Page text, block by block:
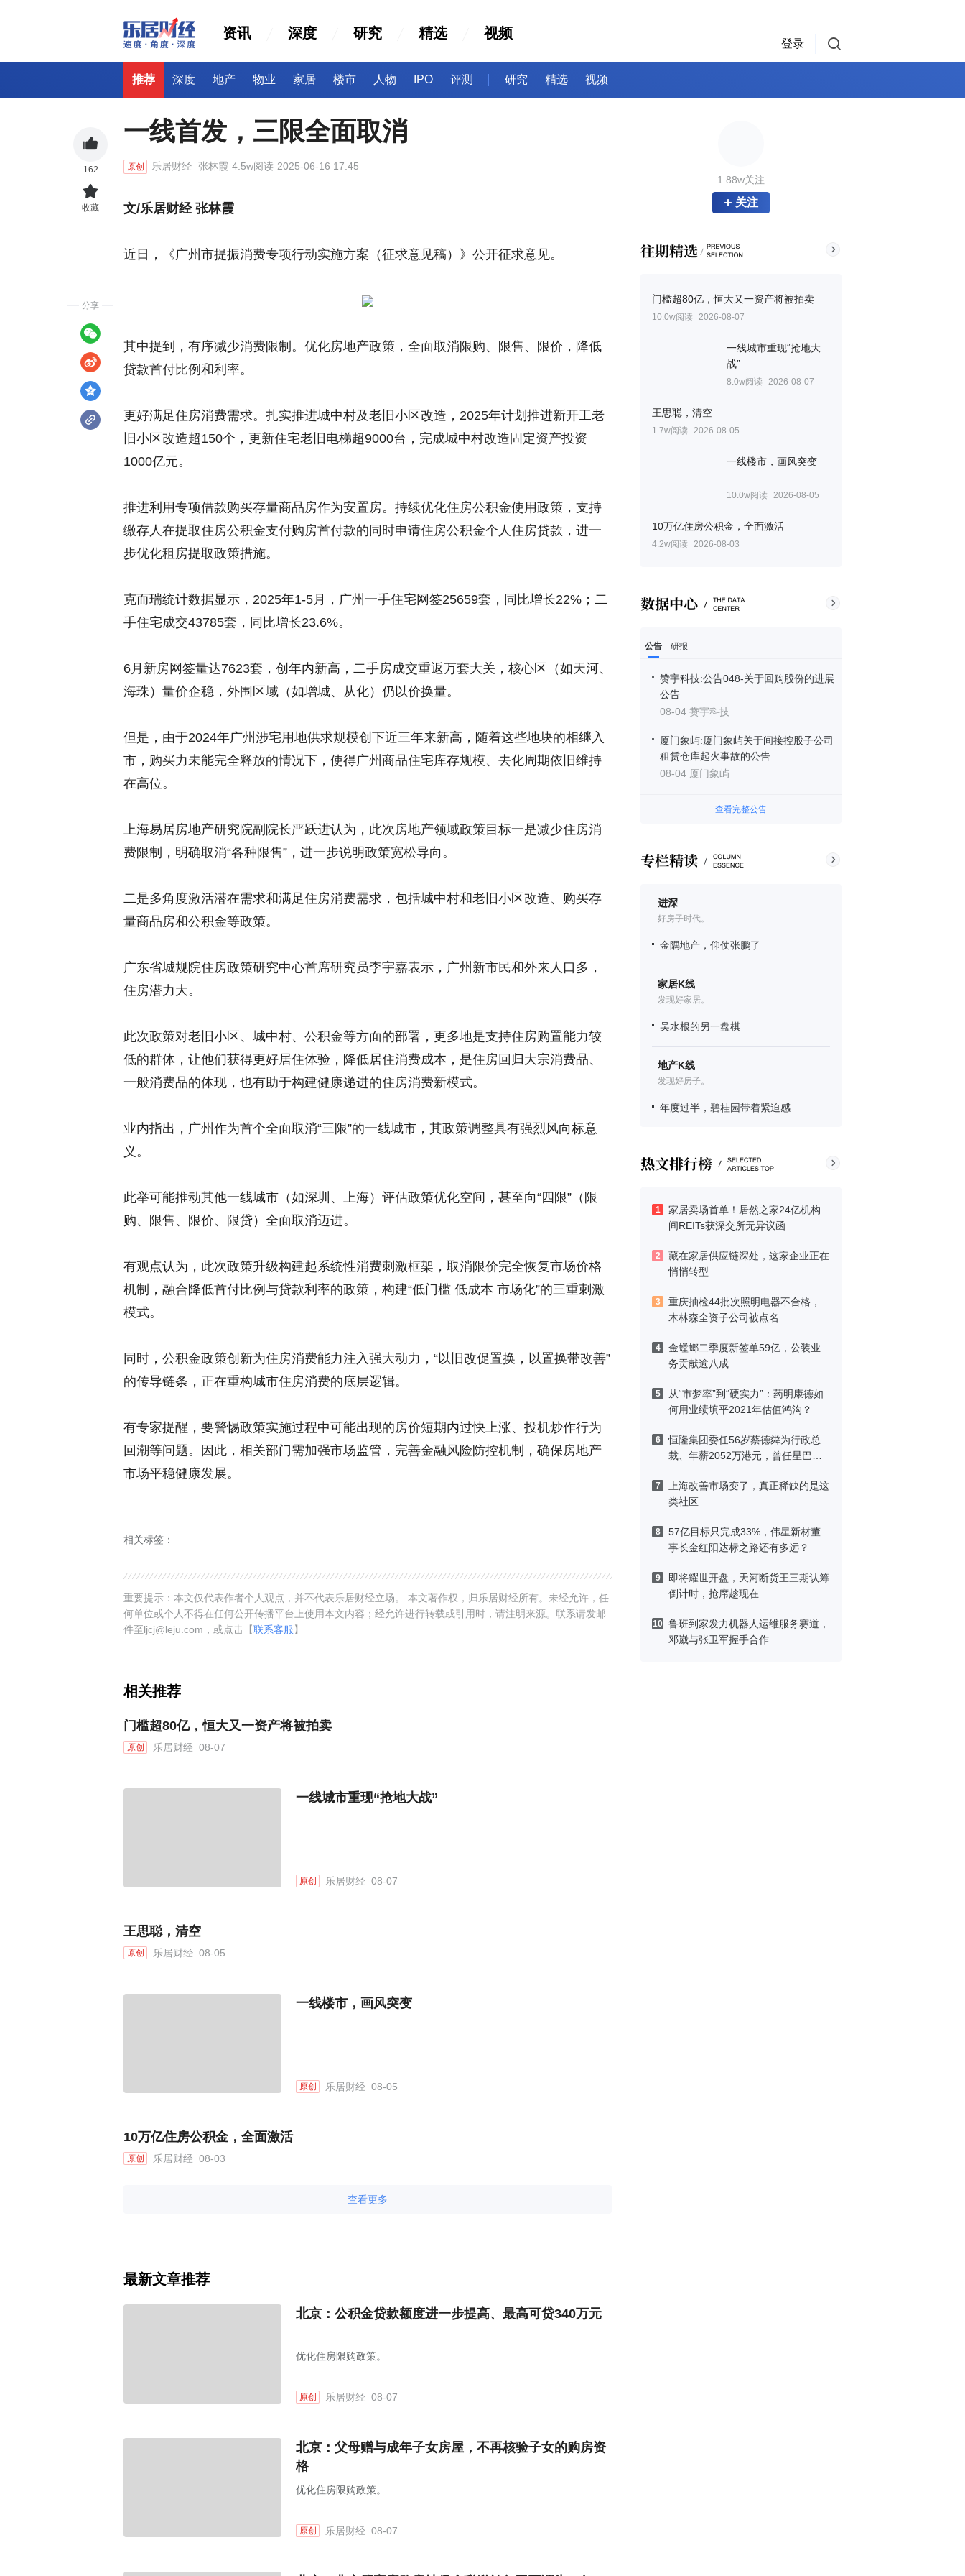
资讯 深度 研究 精选 视频
登录
推荐 深度 地产 物业 家居 楼市 人物 IPO 评测 研究 精选 视频
1.88w关注
关注
门槛超80亿，恒大又一资产将被拍卖
10.0w阅读 2026-08-07
一线城市重现“抢地大
战”
8.0w阅读 2026-08-07
王思聪，清空
1.7w阅读 2026-08-05
一线楼市，画风突变
10.0w阅读 2026-08-05
10万亿住房公积金，全面激活
4.2w阅读 2026-08-03
公告 研报
赞宇科技:公告048-关于回购股份的进展
公告
08-04 赞宇科技
厦门象屿:厦门象屿关于间接控股子公司
租赁仓库起火事故的公告
08-04 厦门象屿
查看完整公告
进深
好房子时代。
金隅地产，仰仗张鹏了
家居K线
发现好家居。
吴水根的另一盘棋
地产K线
发现好房子。
年度过半，碧桂园带着紧迫感
1
家居卖场首单！居然之家24亿机构
间REITs获深交所无异议函
2
藏在家居供应链深处，这家企业正在
悄悄转型
3
重庆抽检44批次照明电器不合格，
木林森全资子公司被点名
4
金螳螂二季度新签单59亿，公装业
务贡献逾八成
5
从“市梦率”到“硬实力”：药明康德如
何用业绩填平2021年估值鸿沟？
6
恒隆集团委任56岁蔡德粦为行政总
裁、年薪2052万港元，曾任星巴克
7
上海改善市场变了，真正稀缺的是这
类社区
8
57亿目标只完成33%，伟星新材董
事长金红阳达标之路还有多远？
9
即将耀世开盘，天河断货王三期认筹
倒计时，抢席趁现在
10 鲁班到家发力机器人运维服务赛道，
邓崴与张卫军握手合作
一线首发，三限全面取消
原创 乐居财经 张林霞 4.5w阅读 2025-06-16 17:45
文/乐居财经 张林霞
近日，《广州市提振消费专项行动实施方案（征求意见稿）》公开征求意见。
其中提到，有序减少消费限制。优化房地产政策，全面取消限购、限售、限价，降低
贷款首付比例和利率。
更好满足住房消费需求。扎实推进城中村及老旧小区改造，2025年计划推进新开工老
旧小区改造超150个，更新住宅老旧电梯超9000台，完成城中村改造固定资产投资
1000亿元。
推进利用专项借款购买存量商品房作为安置房。持续优化住房公积金使用政策，支持
缴存人在提取住房公积金支付购房首付款的同时申请住房公积金个人住房贷款，进一
步优化租房提取政策措施。
克而瑞统计数据显示，2025年1-5月，广州一手住宅网签25659套，同比增长22%；二
手住宅成交43785套，同比增长23.6%。
6月新房网签量达7623套，创年内新高，二手房成交重返万套大关，核心区（如天河、
海珠）量价企稳，外围区域（如增城、从化）仍以价换量。
但是，由于2024年广州涉宅用地供求规模创下近三年来新高，随着这些地块的相继入
市，购买力未能完全释放的情况下，使得广州商品住宅库存规模、去化周期依旧维持
在高位。
上海易居房地产研究院副院长严跃进认为，此次房地产领域政策目标一是减少住房消
费限制，明确取消“各种限售”，进一步说明政策宽松导向。
二是多角度激活潜在需求和满足住房消费需求，包括城中村和老旧小区改造、购买存
量商品房和公积金等政策。
广东省城规院住房政策研究中心首席研究员李宇嘉表示，广州新市民和外来人口多，
住房潜力大。
此次政策对老旧小区、城中村、公积金等方面的部署，更多地是支持住房购置能力较
低的群体，让他们获得更好居住体验，降低居住消费成本，是住房回归大宗消费品、
一般消费品的体现，也有助于构建健康递进的住房消费新模式。
业内指出，广州作为首个全面取消“三限”的一线城市，其政策调整具有强烈风向标意
义。
此举可能推动其他一线城市（如深圳、上海）评估政策优化空间，甚至向“四限”（限
购、限售、限价、限贷）全面取消迈进。
有观点认为，此次政策升级构建起系统性消费刺激框架，取消限价完全恢复市场价格
机制，融合降低首付比例与贷款利率的政策，构建“低门槛 低成本 市场化”的三重刺激
模式。
同时，公积金政策创新为住房消费能力注入强大动力，“以旧改促置换，以置换带改善”
的传导链条，正在重构城市住房消费的底层逻辑。
有专家提醒，要警惕政策实施过程中可能出现的房价短期内过快上涨、投机炒作行为
回潮等问题。因此，相关部门需加强市场监管，完善金融风险防控机制，确保房地产
市场平稳健康发展。
相关标签：
重要提示：本文仅代表作者个人观点，并不代表乐居财经立场。 本文著作权，归乐居财经所有。未经允许，任
何单位或个人不得在任何公开传播平台上使用本文内容；经允许进行转载或引用时，请注明来源。联系请发邮
件至ljcj@leju.com，或点击【联系客服】
相关推荐
门槛超80亿，恒大又一资产将被拍卖
原创 乐居财经 08-07
一线城市重现“抢地大战”
原创 乐居财经 08-07
王思聪，清空
原创 乐居财经 08-05
一线楼市，画风突变
原创 乐居财经 08-05
10万亿住房公积金，全面激活
原创 乐居财经 08-03
查看更多
最新文章推荐
北京：公积金贷款额度进一步提高、最高可贷340万元
优化住房限购政策。
原创 乐居财经 08-07
北京：父母赠与成年子女房屋，不再核验子女的购房资
格
优化住房限购政策。
原创 乐居财经 08-07
162
收藏
分享